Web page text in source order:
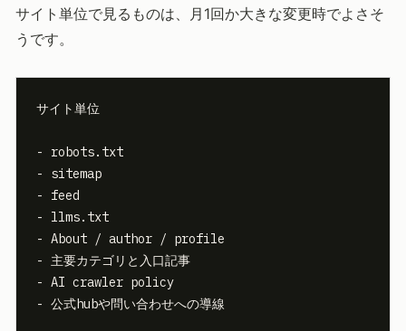
サイト単位で見るものは、月1回か大きな変更時でよさそ
うです。
サイト単位
- robots.txt
- sitemap
- feed
- llms.txt
- About / author / profile
- 主要カテゴリと入口記事
- AI crawler policy
- 公式hubや問い合わせへの導線